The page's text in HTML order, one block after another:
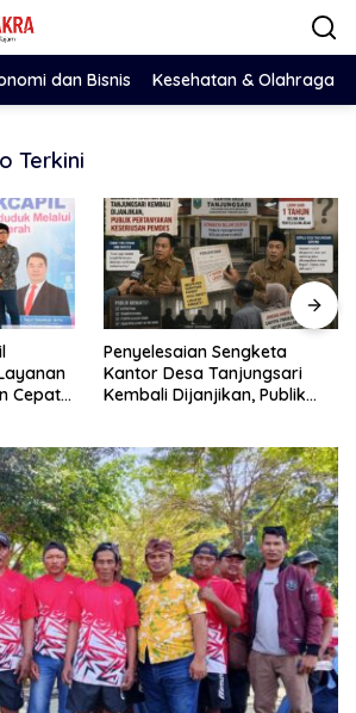
dan Bisnis Kesehatan & Olahraga
Terkini
Cepat
Penyelesaian Sengketa
Kantor Desa Tanjungsari
Kembali Dijanjikan, Publik